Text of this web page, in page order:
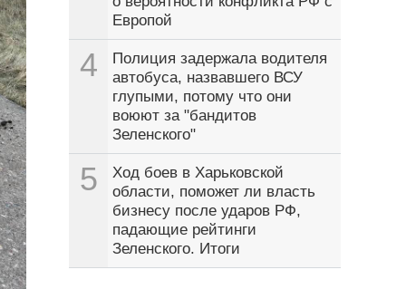
Европой
4
Полиция задержала водителя
автобуса, назвавшего ВСУ
глупыми, потому что они
воюют за "бандитов
Зеленского"
5
Ход боев в Харьковской
области, поможет ли власть
бизнесу после ударов РФ,
падающие рейтинги
Зеленского. Итоги